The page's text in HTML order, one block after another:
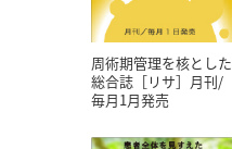
周術期管理を核とした
総合誌［リサ］月刊/
毎月1月発売